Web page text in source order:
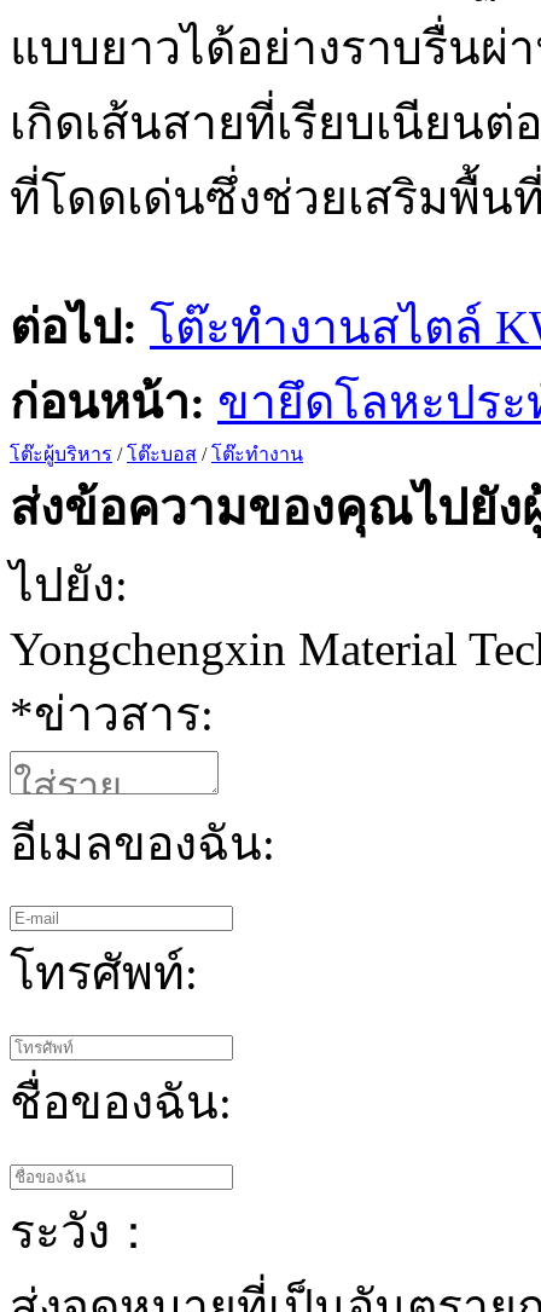
แบบยาวได้อย่างราบรื่นผ่
เกิดเส้นสายที่เรียบเนียน
ที่โดดเด่นซึ่งช่วยเสริมพื้
ต่อไป: โต๊ะทำงานสไตล์
ก่อนหน้า: ขายึดโลหะประ
โต๊ะผู้บริหาร /โต๊ะบอส /โต๊ะทำงาน
ส่งข้อความของคุณไปยัง
ไปยัง:
Yongchengxin Material
*ข่าวสาร:
อีเมลของฉัน:
โทรศัพท์:
ชื่อของฉัน:
ระวัง：